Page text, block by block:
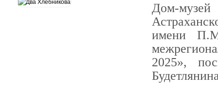
Дом-
имени
2025»,